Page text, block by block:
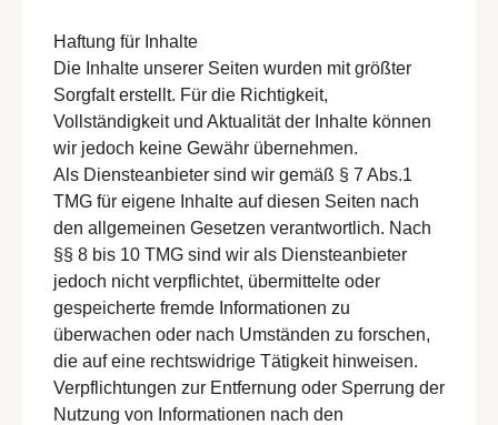
Haftung für Inhalte
Die Inhalte unserer Seiten wurden mit größter
Sorgfalt erstellt. Für die Richtigkeit,
Vollständigkeit und Aktualität der Inhalte können
wir jedoch keine Gewähr übernehmen.
Als Diensteanbieter sind wir gemäß § 7 Abs.1
TMG für eigene Inhalte auf diesen Seiten nach
den allgemeinen Gesetzen verantwortlich. Nach
§§ 8 bis 10 TMG sind wir als Diensteanbieter
jedoch nicht verpflichtet, übermittelte oder
gespeicherte fremde Informationen zu
überwachen oder nach Umständen zu forschen,
die auf eine rechtswidrige Tätigkeit hinweisen.
Verpflichtungen zur Entfernung oder Sperrung der
Nutzung von Informationen nach den